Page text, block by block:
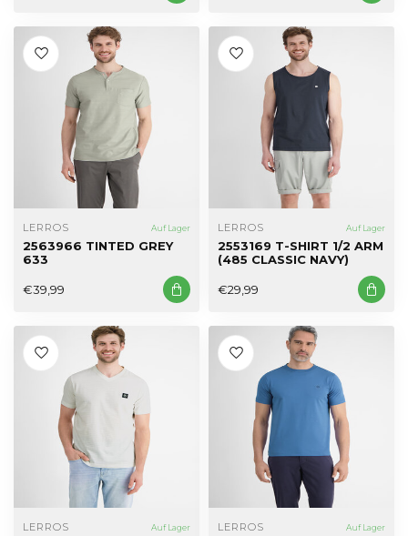
LERROS Auf Lager
2563966 TINTED GREY
633
€39,99
LERROS Auf Lager
2553169 T-SHIRT 1/2 ARM
(485 CLASSIC NAVY)
€29,99
LERROS Auf Lager LERROS Auf Lager